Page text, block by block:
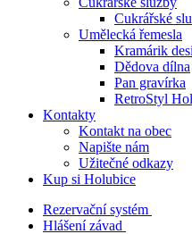
Cukrářské
Umělecká řemesla
Kramárik
Dědova dílna
Pan gravírka
RetroStyl
Kontakty
Kontakt na obec
Napište nám
Užitečné odkazy
Kup si Holubice
Rezervační systém
Hlášení závad